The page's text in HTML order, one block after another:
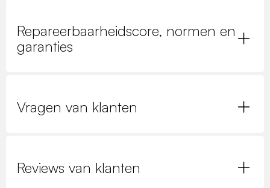
Repareerbaarheidscore, normen en
garanties
Vragen van klanten
Reviews van klanten